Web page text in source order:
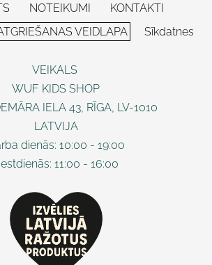
NOTEIKUMI
KONTAKTI
VEIDLAPA Sīkdatnes
VEIKALS
WUF KIDS SHOP
IELA 43, RĪGA, LV-1010
LATVIJA
dienās: 10:00 - 19:00
11:00 - 16:00